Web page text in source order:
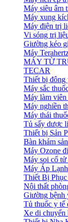
Máy siêu âm
Máy xung
Máy điện trị
Vi sóng trị
Giường kéo
Máy
MÁY TỪ
TECAR
Thiết bị đông
Máy sắc
Máy làm viên
Máy nghiền
Máy thái
Tủ sấy dược
Thiết bị Sản
Bàn khám
Máy Ozone
Máy soi cổ tử
Máy Áp
Thiết Bị
Nội thất
Giường bệnh
Tủ thuốc y tế
Xe di chuyển